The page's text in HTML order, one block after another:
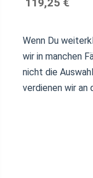
Wenn Du
wir in manchen
nicht die
verdienen wir an